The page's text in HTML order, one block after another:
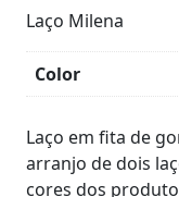
Laço Milena
Color
Details
Laço em fita de
arranjo de dois
cores dos